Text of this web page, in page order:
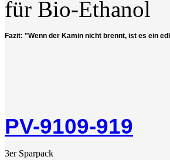
Fazit: "Wenn der Kamin nicht brennt, ist es ein
PV-9109-919
3er Sparpack